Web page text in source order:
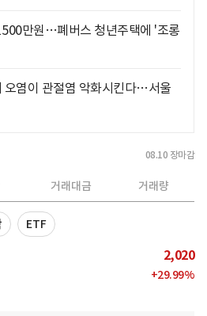
만원…폐버스 청년주택에 '조롱
오염이 관절염 악화시킨다…서울
08.10 장마감
거래대금 거래량
ETF
2,020
+29.99%